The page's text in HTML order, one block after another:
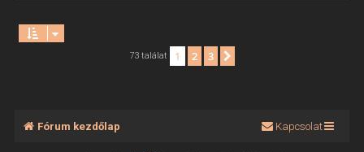
73 találat 1 2 3
Fórum kezdőlap Kapcsolat